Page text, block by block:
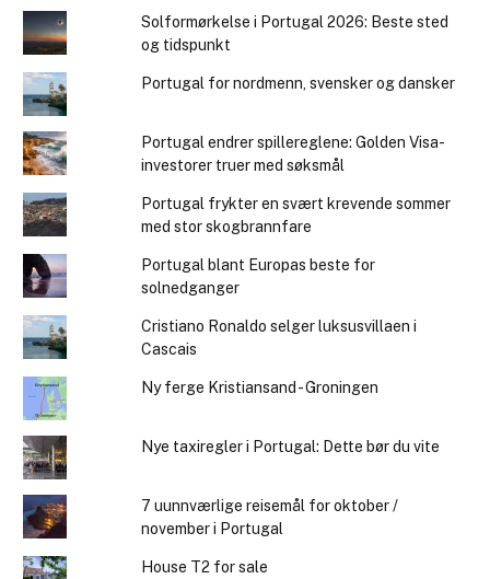
Solformørkelse i Portugal 2026: Beste sted
og tidspunkt
Portugal for nordmenn, svensker og dansker
Portugal endrer spillereglene: Golden Visa-
investorer truer med søksmål
Portugal frykter en svært krevende sommer
med stor skogbrannfare
Portugal blant Europas beste for
solnedganger
Cristiano Ronaldo selger luksusvillaen i
Cascais
Ny ferge Kristiansand - Groningen
Nye taxiregler i Portugal: Dette bør du vite
7 uunnværlige reisemål for oktober /
november i Portugal
House T2 for sale